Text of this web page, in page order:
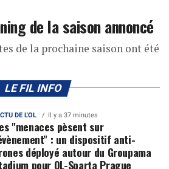
de la saison annoncé
de la prochaine saison ont été
LE FIL INFO
DE L'OL Il y a 37 minutes
"menaces pèsent sur
: un dispositif anti-
déployé autour du Groupama
pour OL-Sparta Prague